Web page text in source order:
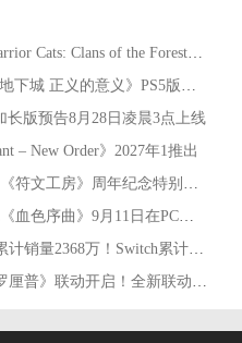
回合制RPG《Warrior Cats: Clans of the Forest》将于今年秋季推出
地牢RPG《勇敢地下城 正义的意义》PS5版本8月8日推出
长版预告8月28日凌晨3点上线
– New Order》2027年1推出
《牧场物语》和《符文工房》周年纪念特别直播8月24日举行
回合制策略游戏《血色序曲》9月11日在PC开启抢先体验
任天堂Switch 2累计销量2368万！Switch累计销量1.559亿
蛋仔派对×《暹罗厘普》联动开启！全新联动外观等趣味配饰动作上线